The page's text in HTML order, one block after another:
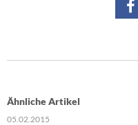
Ähnliche Artikel
05.02.2015